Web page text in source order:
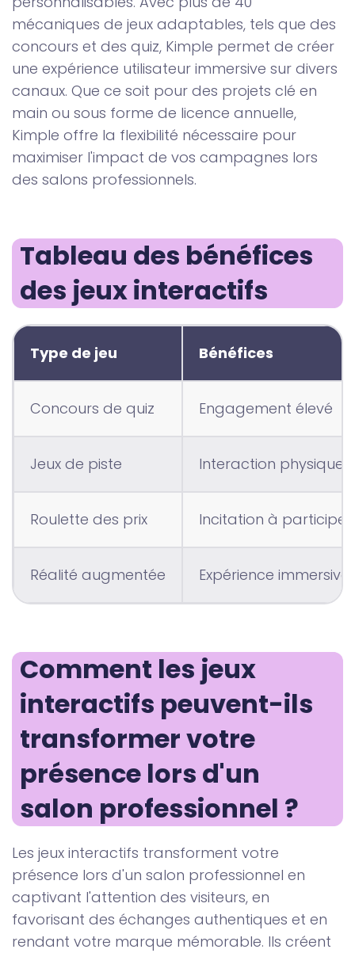
mécaniques de jeux adaptables, tels que des
concours et des quiz, Kimple permet de créer
une expérience utilisateur immersive sur divers
canaux. Que ce soit pour des projets clé en
main ou sous forme de licence annuelle,
Kimple offre la flexibilité nécessaire pour
maximiser l'impact de vos campagnes lors
des salons professionnels.
Tableau des bénéfices
des jeux interactifs
Type de jeu Bénéfices
Concours de quiz Engagement élevé
Jeux de piste Interaction physique
Roulette des prix Incitation à participer
Réalité augmentée Expérience immersive
Comment les jeux
interactifs peuvent-ils
transformer votre
présence lors d'un
salon professionnel ?
Les jeux interactifs transforment votre
présence lors d'un salon professionnel en
captivant l'attention des visiteurs, en
favorisant des échanges authentiques et en
rendant votre marque mémorable. Ils créent